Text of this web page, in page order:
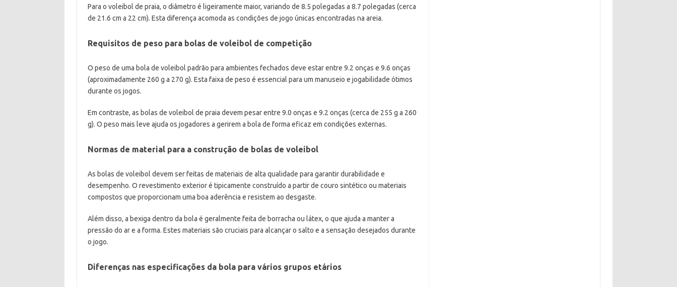
Para o voleibol de praia, o diâmetro é ligeiramente maior, variando de 8.5 polegadas a 8.7 polegadas (cerca
de 21.6 cm a 22 cm). Esta diferença acomoda as condições de jogo únicas encontradas na areia.
Requisitos de peso para bolas de voleibol de competição
O peso de uma bola de voleibol padrão para ambientes fechados deve estar entre 9.2 onças e 9.6 onças
(aproximadamente 260 g a 270 g). Esta faixa de peso é essencial para um manuseio e jogabilidade ótimos
durante os jogos.
Em contraste, as bolas de voleibol de praia devem pesar entre 9.0 onças e 9.2 onças (cerca de 255 g a 260
g). O peso mais leve ajuda os jogadores a gerirem a bola de forma eficaz em condições externas.
Normas de material para a construção de bolas de voleibol
As bolas de voleibol devem ser feitas de materiais de alta qualidade para garantir durabilidade e
desempenho. O revestimento exterior é tipicamente construído a partir de couro sintético ou materiais
compostos que proporcionam uma boa aderência e resistem ao desgaste.
Além disso, a bexiga dentro da bola é geralmente feita de borracha ou látex, o que ajuda a manter a
pressão do ar e a forma. Estes materiais são cruciais para alcançar o salto e a sensação desejados durante
o jogo.
Diferenças nas especificações da bola para vários grupos etários